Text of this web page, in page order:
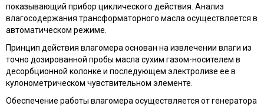
показывающий прибор циклического действия. Анализ
влагосодержания трансформаторного масла осуществляется в
автоматическом режиме.
Принцип действия влагомера основан на извлечении влаги из
точно дозированной пробы масла сухим газом-носителем в
десорбционной колонке и последующем электролизе ее в
кулонометрическом чувствительном элементе.
Обеспечение работы влагомера осуществляется от генератора